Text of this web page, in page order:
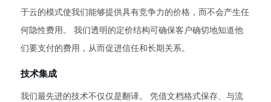
于云的模式使我们能够提供具有竞争力的价格，而不会产生任
何隐性费用。 我们透明的定价结构可确保客户确切地知道他
们要支付的费用，从而促进信任和长期关系。
技术集成
我们最先进的技术不仅仅是翻译。 凭借文档格式保存、与流